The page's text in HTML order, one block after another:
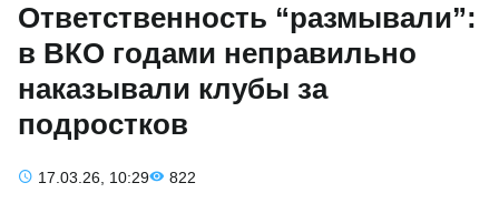
Ответственность “размывали”:
в ВКО годами неправильно
наказывали клубы за
подростков
17.03.26, 10:29 822